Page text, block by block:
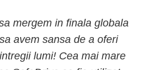
mergem in finala globala
avem sansa de a oferi
lumi! Cea mai mare